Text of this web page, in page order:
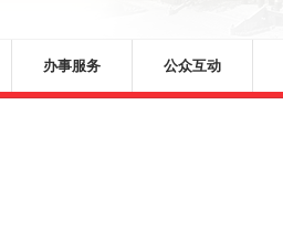
办事服务 公众互动